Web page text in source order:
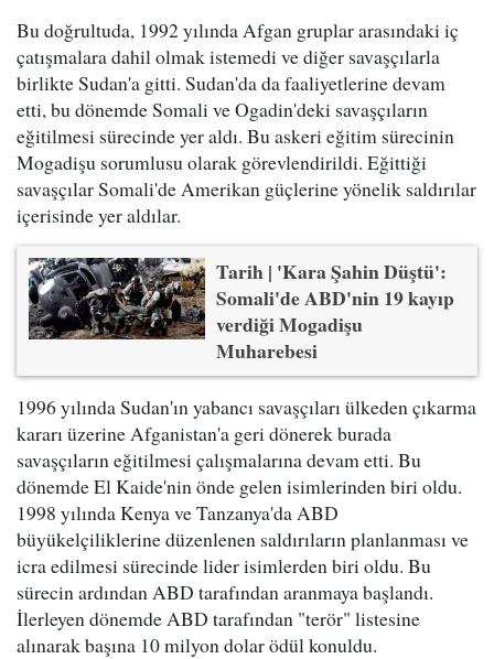
Bu doğrultuda, 1992 yılında Afgan gruplar arasındaki iç
çatışmalara dahil olmak istemedi ve diğer savaşçılarla
birlikte Sudan'a gitti. Sudan'da da faaliyetlerine devam
etti, bu dönemde Somali ve Ogadin'deki savaşçıların
eğitilmesi sürecinde yer aldı. Bu askeri eğitim sürecinin
Mogadişu sorumlusu olarak görevlendirildi. Eğittiği
savaşçılar Somali'de Amerikan güçlerine yönelik saldırılar
içerisinde yer aldılar.
Tarih | 'Kara Şahin Düştü':
Somali'de ABD'nin 19 kayıp
verdiği Mogadişu
Muharebesi
1996 yılında Sudan'ın yabancı savaşçıları ülkeden çıkarma
kararı üzerine Afganistan'a geri dönerek burada
savaşçıların eğitilmesi çalışmalarına devam etti. Bu
dönemde El Kaide'nin önde gelen isimlerinden biri oldu.
1998 yılında Kenya ve Tanzanya'da ABD
büyükelçiliklerine düzenlenen saldırıların planlanması ve
icra edilmesi sürecinde lider isimlerden biri oldu. Bu
sürecin ardından ABD tarafından aranmaya başlandı.
İlerleyen dönemde ABD tarafından "terör" listesine
alınarak başına 10 milyon dolar ödül konuldu.